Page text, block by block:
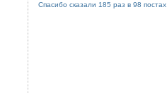
Спасибо сказали 185 раз в 98 постах